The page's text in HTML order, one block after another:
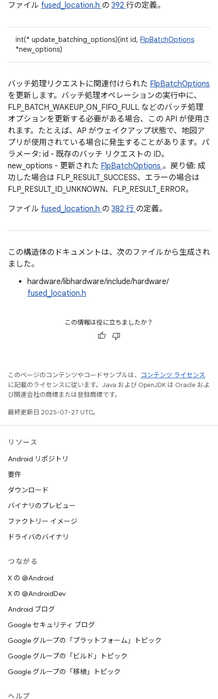
ファイル fused_location.h の 392 行の定義。
int(* update_batching_options)(int id, FlpBatchOptions
*new_options)
バッチ処理リクエストに関連付けられた FlpBatchOptions
を更新します。バッチ処理オペレーションの実行中に、
FLP_BATCH_WAKEUP_ON_FIFO_FULL などのバッチ処理
オプションを更新する必要がある場合、この API が使用さ
れます。たとえば、AP がウェイクアップ状態で、地図ア
プリが使用されている場合に発生することがあります。パ
ラメータ: id - 既存のバッチ リクエストの ID。
new_options - 更新された FlpBatchOptions 。戻り値: 成
功した場合は FLP_RESULT_SUCCESS、エラーの場合は
FLP_RESULT_ID_UNKNOWN、FLP_RESULT_ERROR。
ファイル fused_location.h の 382 行 の定義。
この構造体のドキュメントは、次のファイルから生成され
ました。
hardware/libhardware/include/hardware/
fused_location.h
この情報は役に立ちましたか？
このページのコンテンツやコードサンプルは、
コンテンツ ライセンス
に記載のライセンスに従います。Java および OpenJDK は Oracle およ
び関連会社の商標または登録商標です。
最終更新日 2025-07-27 UTC。
リソース
Android リポジトリ
要件
ダウンロード
バイナリのプレビュー
ファクトリー イメージ
ドライバのバイナリ
つながる
X の @Android
X の @AndroidDev
Android ブログ
Google セキュリティ ブログ
Google グループの「プラットフォーム」トピック
Google グループの「ビルド」トピック
Google グループの「移植」トピック
ヘルプ